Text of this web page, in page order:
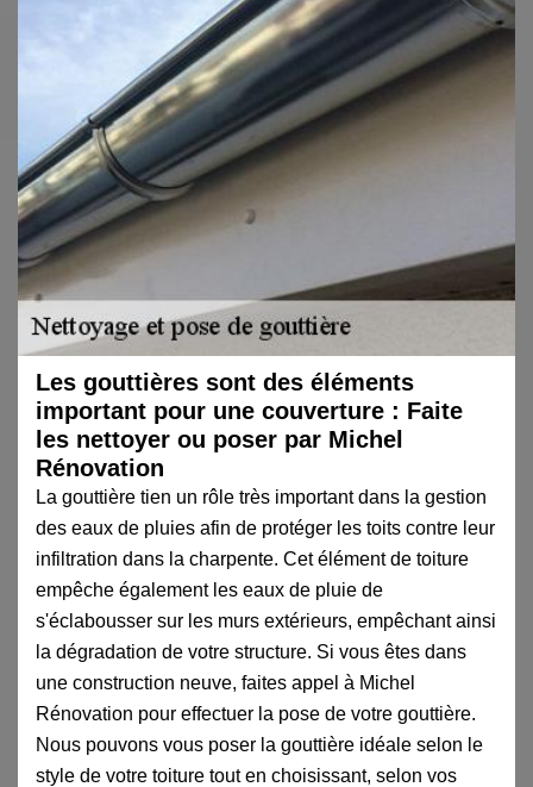
Les gouttières sont des éléments
important pour une couverture : Faite
les nettoyer ou poser par Michel
Rénovation
La gouttière tien un rôle très important dans la gestion
des eaux de pluies afin de protéger les toits contre leur
infiltration dans la charpente. Cet élément de toiture
empêche également les eaux de pluie de
s'éclabousser sur les murs extérieurs, empêchant ainsi
la dégradation de votre structure. Si vous êtes dans
une construction neuve, faites appel à Michel
Rénovation pour effectuer la pose de votre gouttière.
Nous pouvons vous poser la gouttière idéale selon le
style de votre toiture tout en choisissant, selon vos